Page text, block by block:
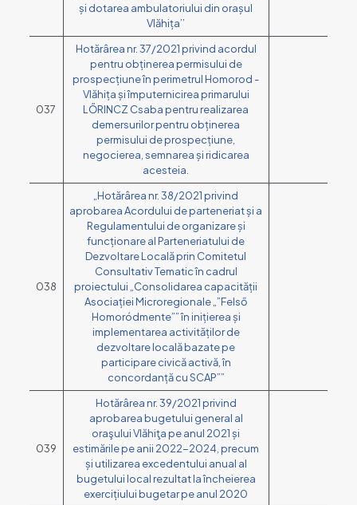
și dotarea ambulatoriului din orașul
Vlăhița’’
037
Hotărârea nr. 37/2021 privind acordul
pentru obținerea permisului de
prospecțiune în perimetrul Homorod -
Vlăhița și împuternicirea primarului
LŐRINCZ Csaba pentru realizarea
demersurilor pentru obținerea
permisului de prospecțiune,
negocierea, semnarea și ridicarea
acesteia.
038
„Hotărârea nr. 38/2021 privind
aprobarea Acordului de parteneriat și a
Regulamentului de organizare și
funcționare al Parteneriatului de
Dezvoltare Locală prin Comitetul
Consultativ Tematic în cadrul
proiectului „Consolidarea capacității
Asociației Microregionale „”Felső
Homoródmente”” în inițierea și
implementarea activităților de
dezvoltare locală bazate pe
participare civică activă, în
concordanță cu SCAP””
039
Hotărârea nr. 39/2021 privind
aprobarea bugetului general al
oraşului Vlăhiţa pe anul 2021 și
estimările pe anii 2022-2024, precum
și utilizarea excedentului anual al
bugetului local rezultat la încheierea
exercițiului bugetar pe anul 2020